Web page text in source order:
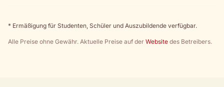
* Ermäßigung für Studenten, Schüler und Auszubildende verfügbar.
Alle Preise ohne Gewähr. Aktuelle Preise auf der Website des Betreibers.